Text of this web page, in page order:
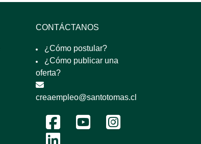
CONTÁCTANOS
¿Cómo postular?
¿Cómo publicar una
oferta?
creaempleo@santotomas.cl